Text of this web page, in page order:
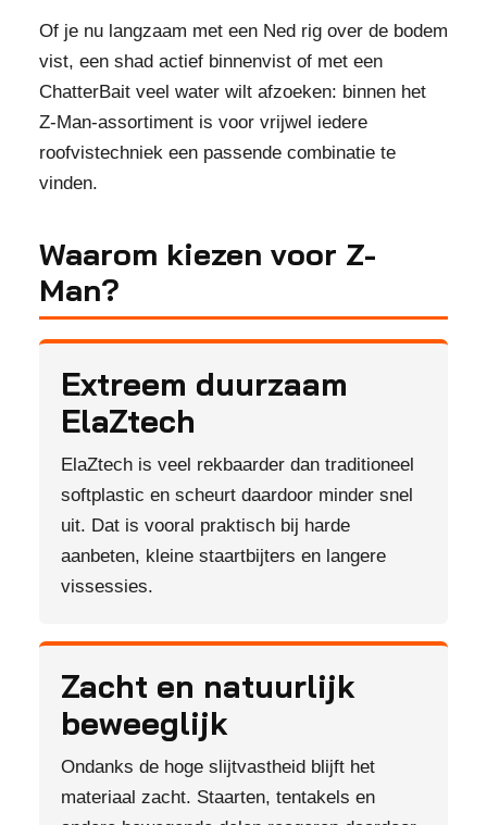
Of je nu langzaam met een Ned rig over de bodem
vist, een shad actief binnenvist of met een
ChatterBait veel water wilt afzoeken: binnen het
Z-Man-assortiment is voor vrijwel iedere
roofvistechniek een passende combinatie te
vinden.
Waarom kiezen voor Z-
Man?
Extreem duurzaam
ElaZtech
ElaZtech is veel rekbaarder dan traditioneel
softplastic en scheurt daardoor minder snel
uit. Dat is vooral praktisch bij harde
aanbeten, kleine staartbijters en langere
vissessies.
Zacht en natuurlijk
beweeglijk
Ondanks de hoge slijtvastheid blijft het
materiaal zacht. Staarten, tentakels en